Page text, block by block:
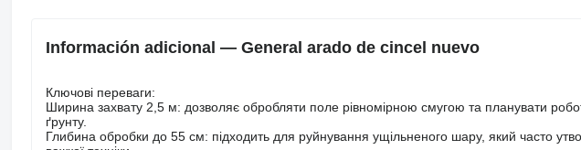
Información adicional — General arado de cincel nuevo
Ключові переваги:
Ширина захвату 2,5 м: дозволяє обробляти поле рівномірною смугою та планувати
ґрунту.
Глибина обробки до 55 см: підходить для руйнування ущільненого шару, який часто